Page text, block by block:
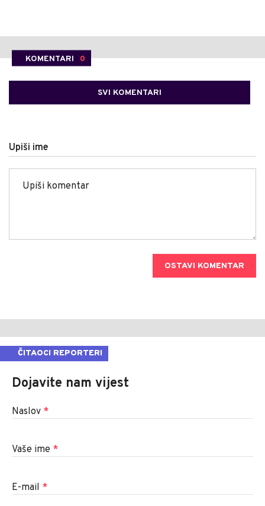
KOMENTARI 0
SVI KOMENTARI
Upiši ime
OSTAVI KOMENTAR
ČITAOCI REPORTERI
Dojavite nam vijest
Naslov *
Vaše ime *
E-mail *